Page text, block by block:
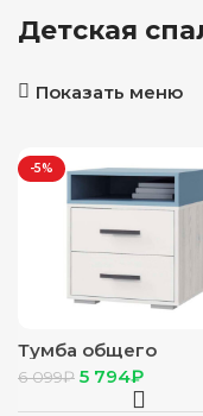
Детская
Показать меню
-5%
Тумба общего
назначения “Стич”
ясень анкор св/
серо-голубой
6 099₽ 5 794₽